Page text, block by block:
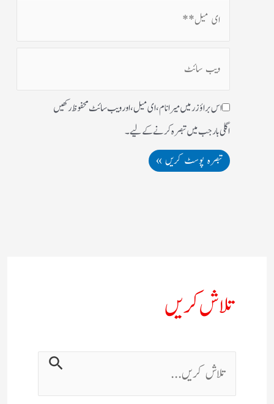
اس براؤزر میں میرا نام، ای میل، اور ویب سائٹ محفوظ رکھیں
اگلی بار جب میں تبصرہ کرنے کےلیے۔
تلاش کریں